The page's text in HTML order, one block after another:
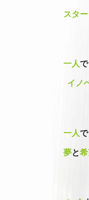
スタ
一人
イノ
一人
夢と